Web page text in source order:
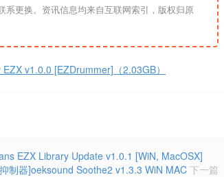
v1.0.0 [EZDrummer]（2.03GB）
EZX Library Update v1.0.1 [WiN, MacOSX]
制器]oeksound Soothe2 v1.3.3 WiN MAC 下一篇